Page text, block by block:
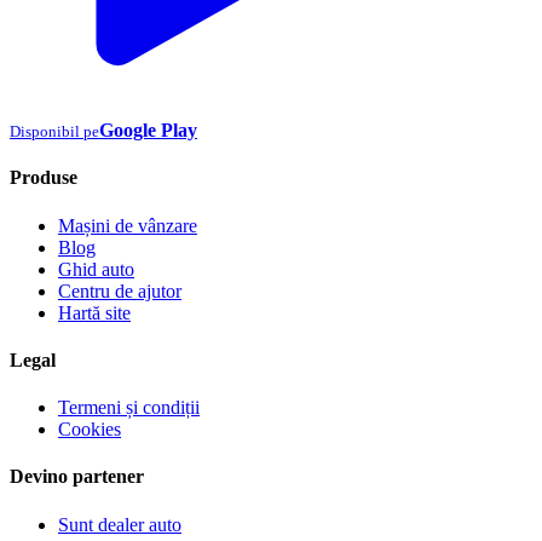
Disponibil peGoogle Play
Produse
Mașini de vânzare
Blog
Ghid auto
Centru de ajutor
Hartă site
Legal
Termeni și condiții
Cookies
Devino partener
Sunt dealer auto